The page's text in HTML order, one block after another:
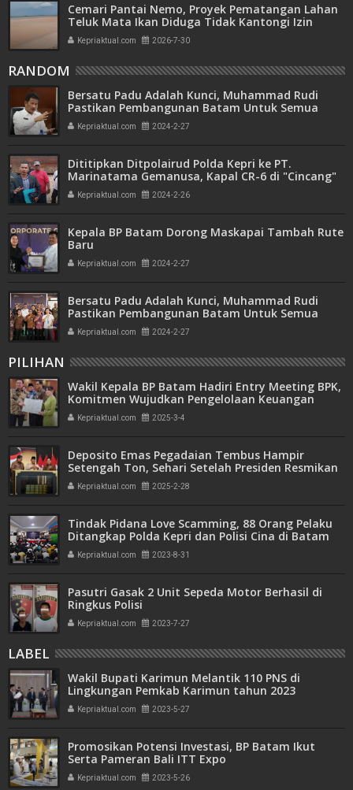
Cemari Pantai Nemo, Proyek Pematangan Lahan
Teluk Mata Ikan Diduga Tidak Kantongi Izin
Amdal
Kepriaktual.com 2026-7-30
RANDOM
Bersatu Padu Adalah Kunci, Muhammad Rudi
Pastikan Pembangunan Batam Untuk Semua
Kepriaktual.com 2024-2-27
Dititipkan Ditpolairud Polda Kepri ke PT.
Marinatama Gemanusa, Kapal CR-6 di "Cincang"
Kepriaktual.com 2024-2-26
Kepala BP Batam Dorong Maskapai Tambah Rute
Baru
Kepriaktual.com 2024-2-27
Bersatu Padu Adalah Kunci, Muhammad Rudi
Pastikan Pembangunan Batam Untuk Semua
Kepriaktual.com 2024-2-27
PILIHAN
Wakil Kepala BP Batam Hadiri Entry Meeting BPK,
Komitmen Wujudkan Pengelolaan Keuangan
Transparan dan Akuntabel
Kepriaktual.com 2025-3-4
Deposito Emas Pegadaian Tembus Hampir
Setengah Ton, Sehari Setelah Presiden Resmikan
Bank Emas
Kepriaktual.com 2025-2-28
Tindak Pidana Love Scamming, 88 Orang Pelaku
Ditangkap Polda Kepri dan Polisi Cina di Batam
Kepriaktual.com 2023-8-31
Pasutri Gasak 2 Unit Sepeda Motor Berhasil di
Ringkus Polisi
Kepriaktual.com 2023-7-27
LABEL
Wakil Bupati Karimun Melantik 110 PNS di
Lingkungan Pemkab Karimun tahun 2023
Kepriaktual.com 2023-5-27
Promosikan Potensi Investasi, BP Batam Ikut
Serta Pameran Bali ITT Expo
Kepriaktual.com 2023-5-26